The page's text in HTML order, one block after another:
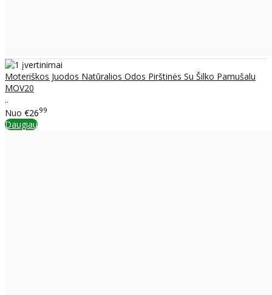
Moteriškos Juodos Natūralios Odos Pirštinės Su Šilko Pamušalu
MOV20
..
Nuo €2699
Daugiau